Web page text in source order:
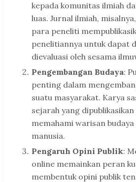
kepada komunitas ilmiah
luas. Jurnal ilmiah,
para peneliti
penelitiannya untuk dapat
dievaluasi oleh sesama
Pengembangan Budaya:
penting dalam
suatu masyarakat. Karya
sejarah yang
memahami warisan
manusia.
Pengaruh Opini Publik:
online memainkan peran
membentuk opini publik